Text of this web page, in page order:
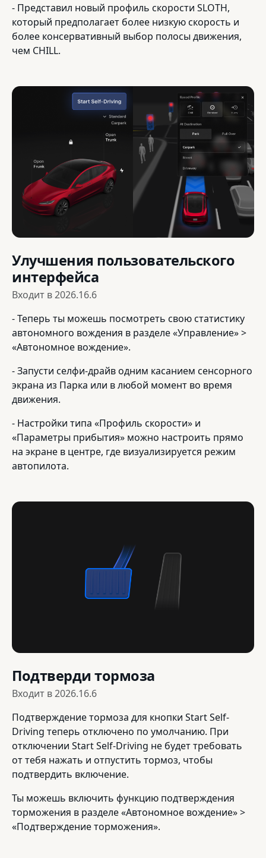
- Представил новый профиль скорости SLOTH,
который предполагает более низкую скорость и
более консервативный выбор полосы движения,
чем CHILL.
Улучшения пользовательского
интерфейса
Входит в2026.16.6
- Теперь ты можешь посмотреть свою статистику
автономного вождения в разделе «Управление» >
«Автономное вождение».
- Запусти селфи-драйв одним касанием сенсорного
экрана из Парка или в любой момент во время
движения.
- Настройки типа «Профиль скорости» и
«Параметры прибытия» можно настроить прямо
на экране в центре, где визуализируется режим
автопилота.
Подтверди тормоза
Входит в2026.16.6
Подтверждение тормоза для кнопки Start Self-
Driving теперь отключено по умолчанию. При
отключении Start Self-Driving не будет требовать
от тебя нажать и отпустить тормоз, чтобы
подтвердить включение.
Ты можешь включить функцию подтверждения
торможения в разделе «Автономное вождение» >
«Подтверждение торможения».